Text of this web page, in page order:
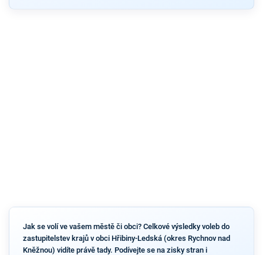
Jak se volí ve vašem městě či obci? Celkové výsledky voleb do
zastupitelstev krajů v obci Hřibiny-Ledská (okres Rychnov nad
Kněžnou) vidíte právě tady. Podívejte se na zisky stran i